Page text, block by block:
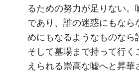
るための努力が足りない
であり、誰の迷惑にもな
めにもなるようなものな
そして墓場まで持って行
えられる崇高な嘘へと昇